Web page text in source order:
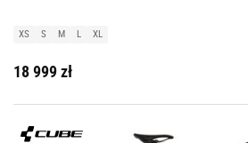
XS S M L XL
18 999 zł